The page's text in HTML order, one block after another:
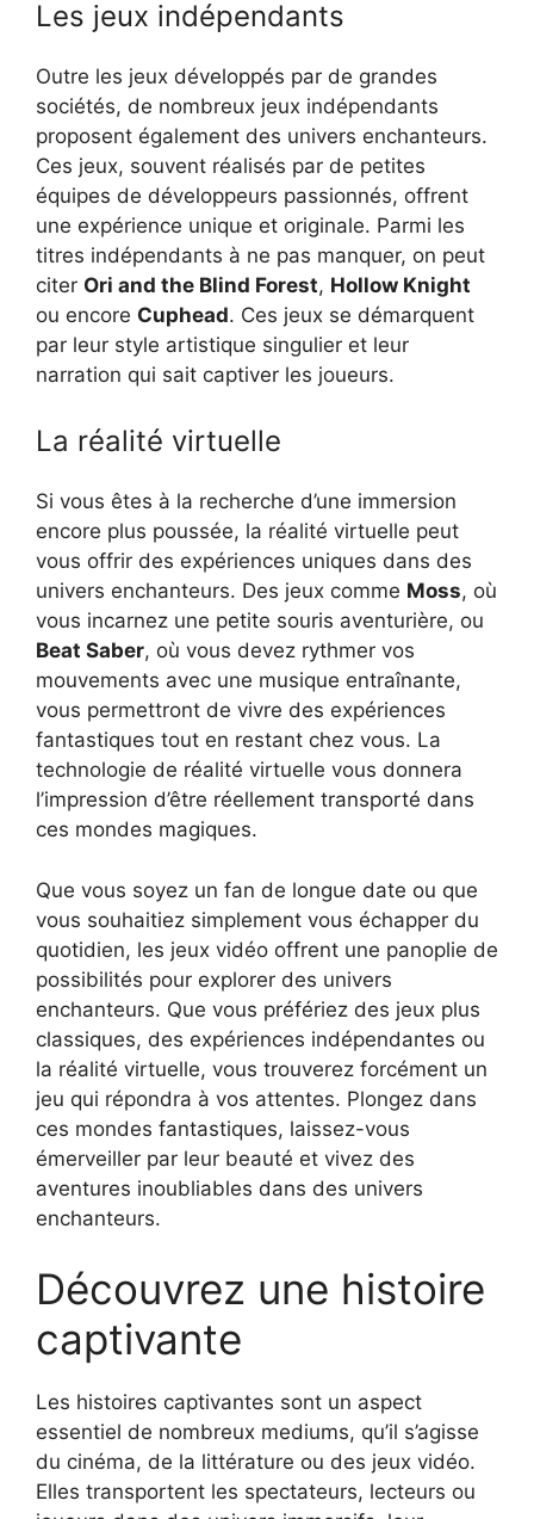
Les jeux indépendants
Outre les jeux développés par de grandes
sociétés, de nombreux jeux indépendants
proposent également des univers enchanteurs.
Ces jeux, souvent réalisés par de petites
équipes de développeurs passionnés, offrent
une expérience unique et originale. Parmi les
titres indépendants à ne pas manquer, on peut
citer Ori and the Blind Forest, Hollow Knight
ou encore Cuphead. Ces jeux se démarquent
par leur style artistique singulier et leur
narration qui sait captiver les joueurs.
La réalité virtuelle
Si vous êtes à la recherche d’une immersion
encore plus poussée, la réalité virtuelle peut
vous offrir des expériences uniques dans des
univers enchanteurs. Des jeux comme Moss, où
vous incarnez une petite souris aventurière, ou
Beat Saber, où vous devez rythmer vos
mouvements avec une musique entraînante,
vous permettront de vivre des expériences
fantastiques tout en restant chez vous. La
technologie de réalité virtuelle vous donnera
l’impression d’être réellement transporté dans
ces mondes magiques.
Que vous soyez un fan de longue date ou que
vous souhaitiez simplement vous échapper du
quotidien, les jeux vidéo offrent une panoplie de
possibilités pour explorer des univers
enchanteurs. Que vous préfériez des jeux plus
classiques, des expériences indépendantes ou
la réalité virtuelle, vous trouverez forcément un
jeu qui répondra à vos attentes. Plongez dans
ces mondes fantastiques, laissez-vous
émerveiller par leur beauté et vivez des
aventures inoubliables dans des univers
enchanteurs.
Découvrez une histoire
captivante
Les histoires captivantes sont un aspect
essentiel de nombreux mediums, qu’il s’agisse
du cinéma, de la littérature ou des jeux vidéo.
Elles transportent les spectateurs, lecteurs ou